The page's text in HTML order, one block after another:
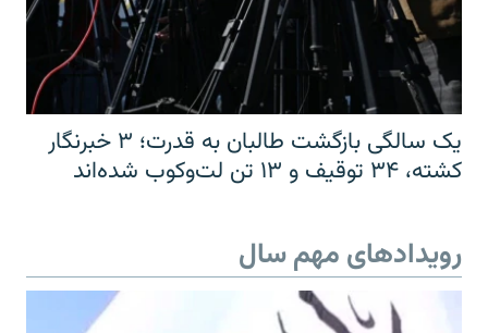
یک سالگی بازگشت طالبان به قدرت؛ ۳ خبرنگار
کشته، ۳۴ توقیف و ۱۳ تن لت‌وکوب شده‌اند
رویدادهای مهم سال